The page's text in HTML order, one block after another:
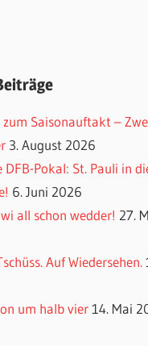
zum Saisonauftakt –
3. August 2026
DFB-Pokal: St. Pauli in
6. Juni 2026
all schon wedder! 27.
Auf Wiedersehen.
um halb vier 14. Mai